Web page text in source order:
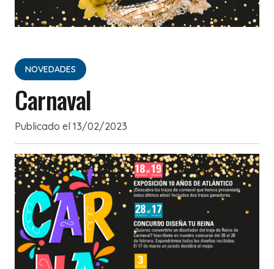
NOVEDADES
Carnaval
Publicado el 13/02/2023